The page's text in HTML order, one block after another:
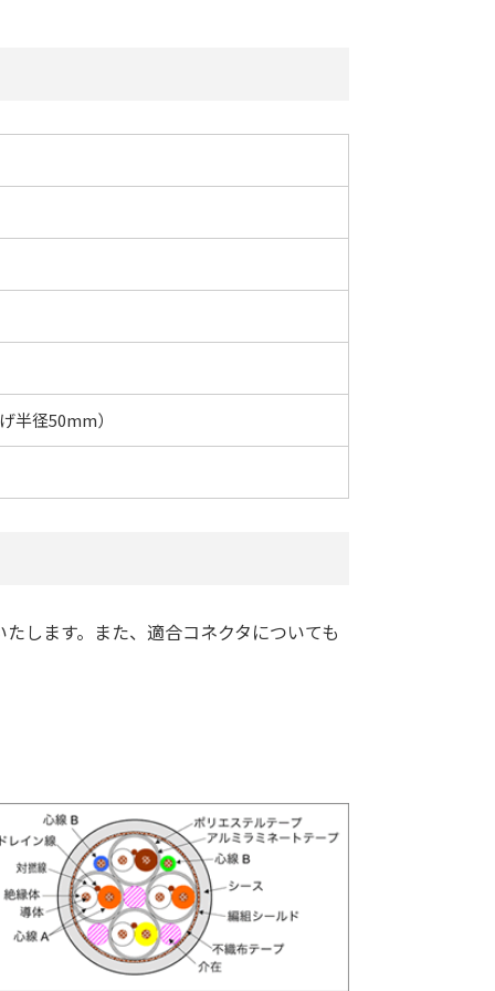
半径50mm）
します。また、適合コネクタについても